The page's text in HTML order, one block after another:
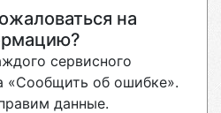
на
сервисного
«Сообщить об ошибке».
данные.